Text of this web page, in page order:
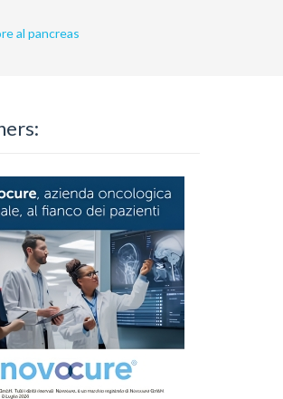
al pancreas